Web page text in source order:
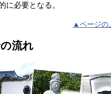
に必要となる。
▲ページの
流れ